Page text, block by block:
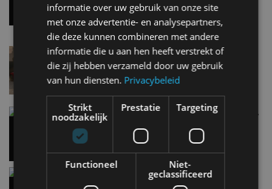
7 aug
Lamborghini Revuelto eert 60 jaar Miura met
speciale editie
6 aug
Carbon fibre op je laadkabel: nergens voor nodig,
en precies daarom geweldig
Hennessey Blackbird krijgt atmosferische V8 en
handbak: soms is eenvoud leuker
informatie over uw gebruik van onze site
met onze advertentie- en analysepartners,
die deze kunnen combineren met andere
informatie die u aan hen heeft verstrekt of
die zij hebben verzameld door uw gebruik
van hun diensten. Privacybeleid
Strikt
noodzakelijk
Prestatie Targeting
Functioneel
Niet-
geclassificeerd